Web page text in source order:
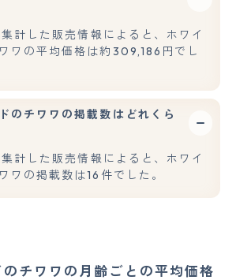
計した販売情報によると、ホワイ
ワの平均価格は約309,186円でし
のチワワの掲載数はどれくら
計した販売情報によると、ホワイ
ワの掲載数は16件でした。
チワワの月齢ごとの平均価格